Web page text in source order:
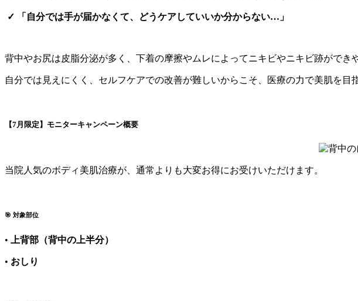
✓ 「自分では手が届かなくて、どうケアしていいか分からない…」
背中やお尻は皮脂分泌が多く、下着の摩擦やムレによってニキビやニキビ跡ができ
自分では見えにくく、セルフケアでの改善が難しいからこそ、医療の力で美肌を目
【7月限定】モニターキャンペーン概要
当院人気のボディ美肌治療が、通常よりも大変お得にお受けいただけます。
🎯 対象部位
• 上背部（背中の上半分）
• おしり